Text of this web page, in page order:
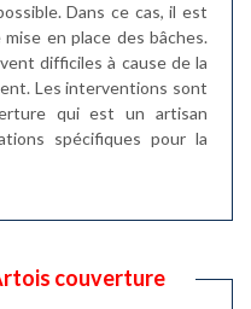
Dans ce cas, il est
en place des bâches.
difficiles à cause de la
Les interventions sont
qui est un artisan
spécifiques pour la
couverture